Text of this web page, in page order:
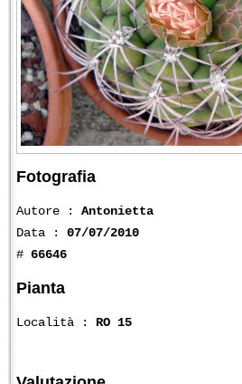
Fotografia
Autore : Antonietta
Data : 07/07/2010
# 66646
Pianta
Località : RO 15